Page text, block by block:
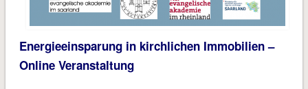
Energieeinsparung in kirchlichen Immobilien–
Online Veranstaltung